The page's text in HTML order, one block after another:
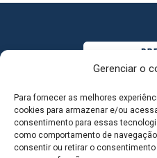
Gerenciar o
Para fornecer as melhores
cookies para armazenar e/ou
consentimento para essas
como comportamento de
consentir ou retirar o
MAPA DO SITE